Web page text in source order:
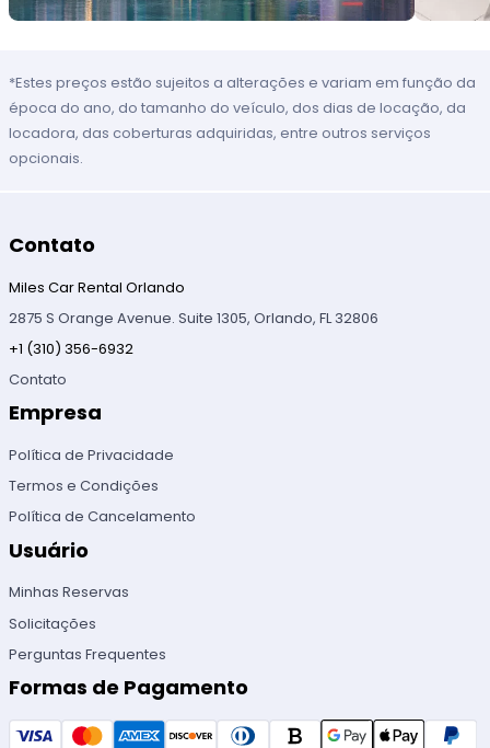
*Estes preços estão sujeitos a alterações e variam em função da
época do ano, do tamanho do veículo, dos dias de locação, da
locadora, das coberturas adquiridas, entre outros serviços
opcionais.
Contato
Miles Car Rental Orlando
2875 S Orange Avenue. Suite 1305, Orlando, FL 32806
+1 (310) 356-6932
Contato
Empresa
Política de Privacidade
Termos e Condições
Política de Cancelamento
Usuário
Minhas Reservas
Solicitações
Perguntas Frequentes
Formas de Pagamento